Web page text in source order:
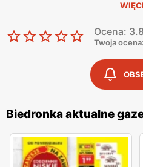
konsumentów, oferując
spożywczych i
cenach. Klienci cenią sobie
promocje oraz doskonałą
Jednym z kluczowych
Biedronka
się regularnie i informuje o
Gazetka promocyjna Biedronka
prezentuje aktualne
sezonowe wyprzedaże, dzięki
Ocena:
Twoja
Biedronka aktualne